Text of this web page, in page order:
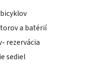
a batérií
rezervácia
sediel